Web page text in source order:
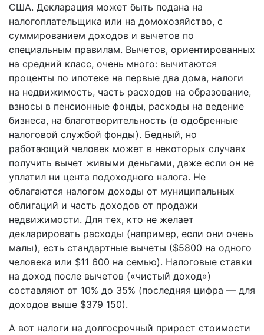
США. Декларация может быть подана на
налогоплательщика или на домохозяйство, с
суммированием доходов и вычетов по
специальным правилам. Вычетов, ориентированных
на средний класс, очень много: вычитаются
проценты по ипотеке на первые два дома, налоги
на недвижимость, часть расходов на образование,
взносы в пенсионные фонды, расходы на ведение
бизнеса, на благотворительность (в одобренные
налоговой службой фонды). Бедный, но
работающий человек может в некоторых случаях
получить вычет живыми деньгами, даже если он не
уплатил ни цента подоходного налога. Не
облагаются налогом доходы от муниципальных
облигаций и часть доходов от продажи
недвижимости. Для тех, кто не желает
декларировать расходы (например, если они очень
малы), есть стандартные вычеты ($5800 на одного
человека или $11 600 на семью). Налоговые ставки
на доход после вычетов («чистый доход»)
составляют от 10% до 35% (последняя цифра — для
доходов выше $379 150).
А вот налоги на долгосрочный прирост стоимости